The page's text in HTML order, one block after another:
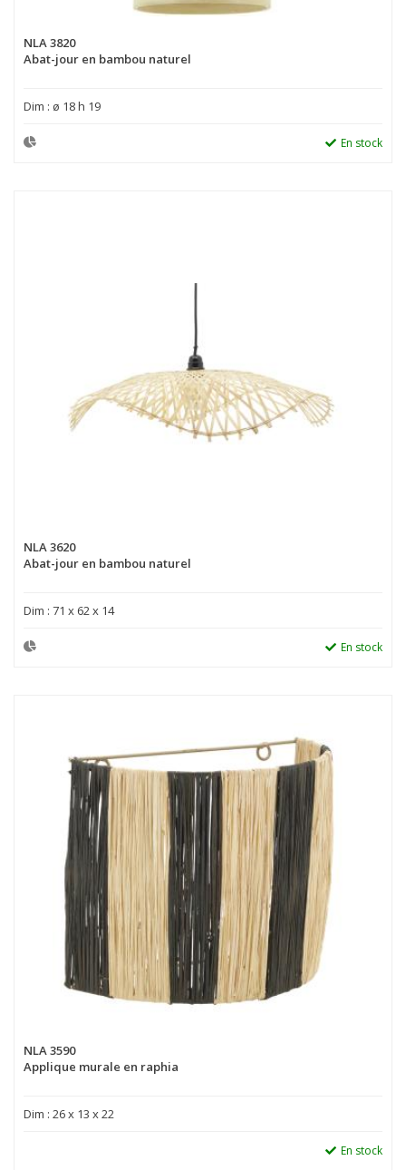
NLA 3820
Abat-jour en bambou naturel
Dim : ø 18 h 19
En stock
NLA 3620
Abat-jour en bambou naturel
Dim : 71 x 62 x 14
En stock
NLA 3590
Applique murale en raphia
Dim : 26 x 13 x 22
En stock